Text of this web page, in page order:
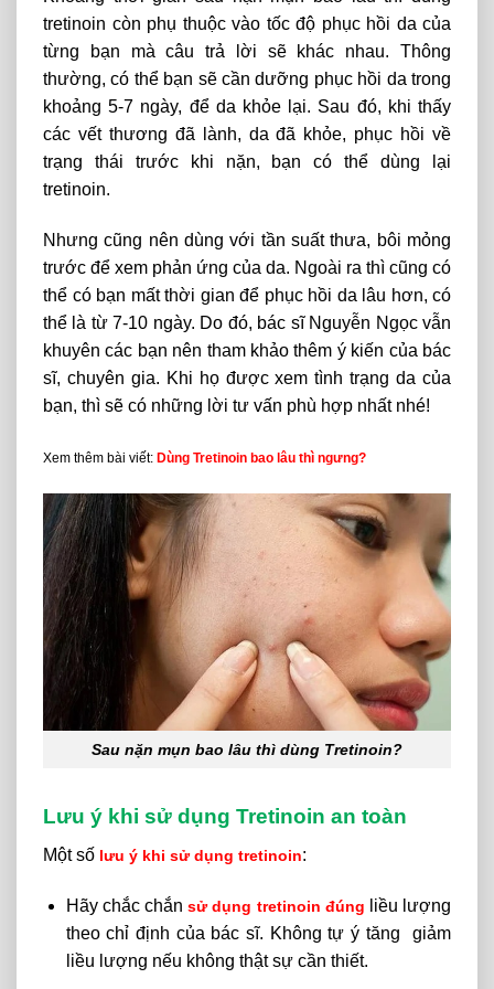
tretinoin còn phụ thuộc vào tốc độ phục hồi da của
từng bạn mà câu trả lời sẽ khác nhau. Thông
thường, có thể bạn sẽ cần dưỡng phục hồi da trong
khoảng 5-7 ngày, để da khỏe lại. Sau đó, khi thấy
các vết thương đã lành, da đã khỏe, phục hồi về
trạng thái trước khi nặn, bạn có thể dùng lại
tretinoin.
Nhưng cũng nên dùng với tần suất thưa, bôi mỏng
trước để xem phản ứng của da. Ngoài ra thì cũng có
thể có bạn mất thời gian để phục hồi da lâu hơn, có
thể là từ 7-10 ngày. Do đó, bác sĩ Nguyễn Ngọc vẫn
khuyên các bạn nên tham khảo thêm ý kiến của bác
sĩ, chuyên gia. Khi họ được xem tình trạng da của
bạn, thì sẽ có những lời tư vấn phù hợp nhất nhé!
Xem thêm bài viết: Dùng Tretinoin bao lâu thì ngưng?
Sau nặn mụn bao lâu thì dùng Tretinoin?
Lưu ý khi sử dụng Tretinoin an toàn
Một số lưu ý khi sử dụng tretinoin:
Hãy chắc chắnsử dụng tretinoin đúng liều lượng
theo chỉ định của bác sĩ. Không tự ý tăng giảm
liều lượng nếu không thật sự cần thiết.